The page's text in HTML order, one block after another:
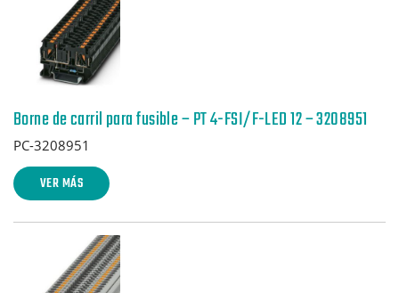
Borne de carril para fusible – PT 4-FSI/F-LED 12 – 3208951
PC-3208951
VER MÁS